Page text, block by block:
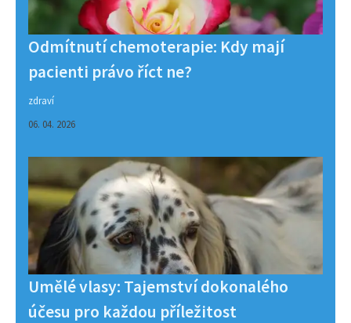
Odmítnutí chemoterapie: Kdy mají
pacienti právo říct ne?
zdraví
06. 04. 2026
Umělé vlasy: Tajemství dokonalého
účesu pro každou příležitost